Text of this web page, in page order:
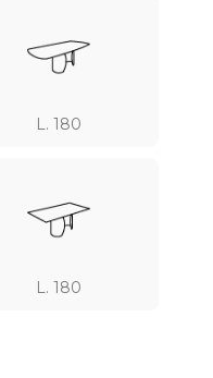
L. 180
L. 180